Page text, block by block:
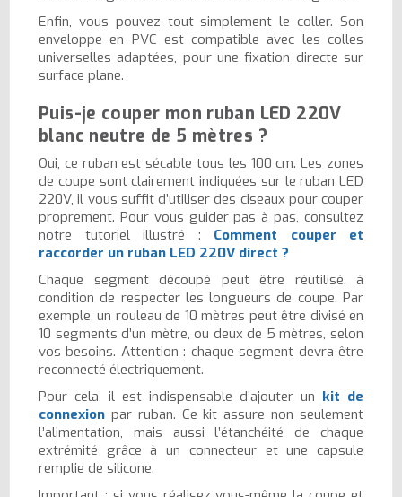
Enfin, vous pouvez tout simplement le coller. Son
enveloppe en PVC est compatible avec les colles
universelles adaptées, pour une fixation directe sur
surface plane.
Puis-je couper mon ruban LED 220V
blanc neutre de 5 mètres ?
Oui, ce ruban est sécable tous les 100 cm. Les zones
de coupe sont clairement indiquées sur le ruban LED
220V, il vous suffit d’utiliser des ciseaux pour couper
proprement. Pour vous guider pas à pas, consultez
notre tutoriel illustré : Comment couper et
raccorder un ruban LED 220V direct ?
Chaque segment découpé peut être réutilisé, à
condition de respecter les longueurs de coupe. Par
exemple, un rouleau de 10 mètres peut être divisé en
10 segments d’un mètre, ou deux de 5 mètres, selon
vos besoins. Attention : chaque segment devra être
reconnecté électriquement.
Pour cela, il est indispensable d’ajouter un kit de
connexion par ruban. Ce kit assure non seulement
l’alimentation, mais aussi l’étanchéité de chaque
extrémité grâce à un connecteur et une capsule
remplie de silicone.